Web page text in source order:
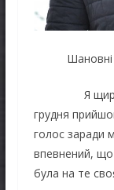
Я щиро
грудня
голос заради
впевнений,
була на те